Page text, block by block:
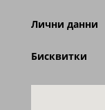
Лични данни
Бисквитки